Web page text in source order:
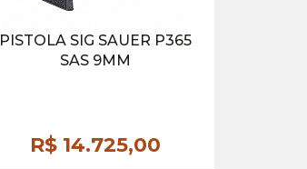
PISTOLA SIG SAUER P365
SAS 9MM
R$ 14.725,00